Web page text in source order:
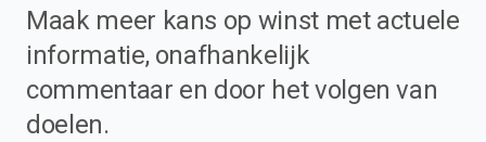
Maak meer kans op winst met actuele
informatie, onafhankelijk
commentaar en door het volgen van
doelen.